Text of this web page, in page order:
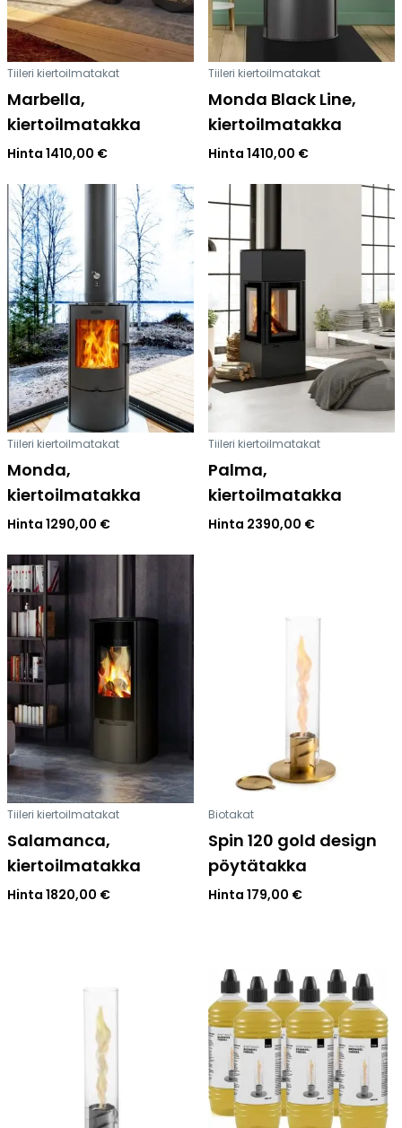
Tiileri kiertoilmatakat
Marbella,
kiertoilmatakka
Hinta 1410,00 €
Tiileri kiertoilmatakat
Monda Black Line,
kiertoilmatakka
Hinta 1410,00 €
Tiileri kiertoilmatakat
Monda,
kiertoilmatakka
Hinta 1290,00 €
Tiileri kiertoilmatakat
Palma,
kiertoilmatakka
Hinta 2390,00 €
Tiileri kiertoilmatakat
Salamanca,
kiertoilmatakka
Hinta 1820,00 €
Biotakat
Spin 120 gold design
pöytätakka
Hinta 179,00 €